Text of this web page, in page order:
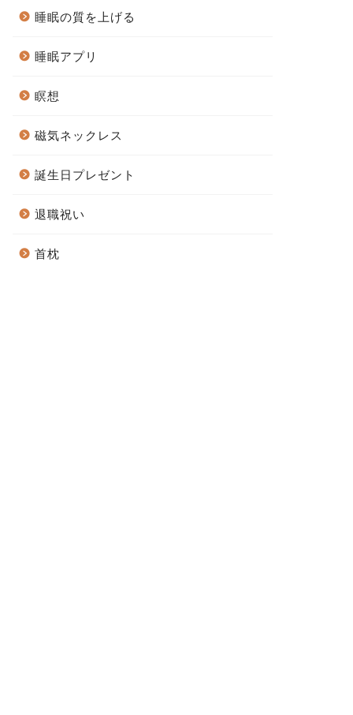
睡眠の質を上げる
睡眠アプリ
瞑想
磁気ネックレス
誕生日プレゼント
退職祝い
首枕